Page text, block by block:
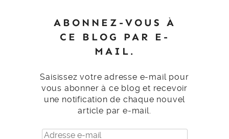
ABONNEZ-VOUS À
CE BLOG PAR E-
MAIL.
Saisissez votre adresse e-mail pour
vous abonner à ce blog et recevoir
une notification de chaque nouvel
article par e-mail.
Adresse